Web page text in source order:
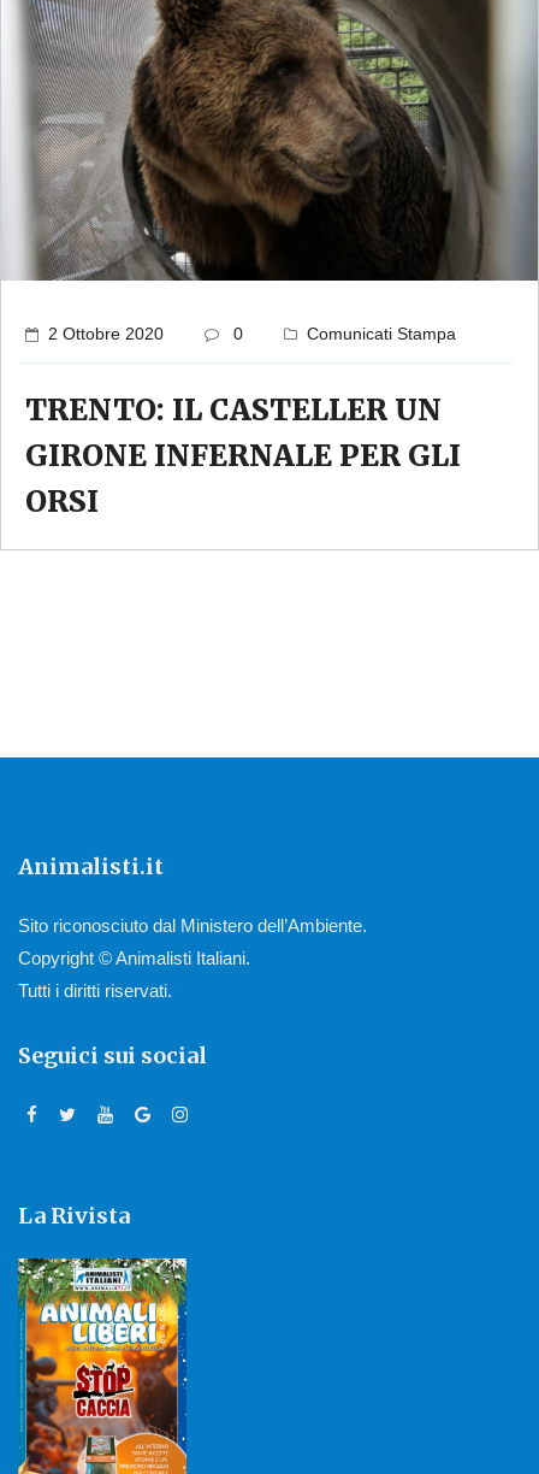
2 Ottobre 2020 0 Comunicati Stampa
TRENTO: IL CASTELLER UN
GIRONE INFERNALE PER GLI
ORSI
Animalisti.it
Sito riconosciuto dal Ministero dell’Ambiente.
Copyright © Animalisti Italiani.
Tutti i diritti riservati.
Seguici sui social
La Rivista